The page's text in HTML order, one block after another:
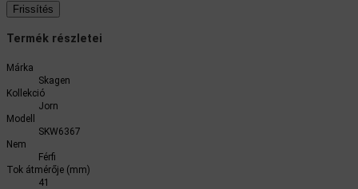
Termék részletei
Márka
Skagen
Kollekció
Jorn
Modell
SKW6367
Nem
Férfi
Tok átmérője (mm)
41